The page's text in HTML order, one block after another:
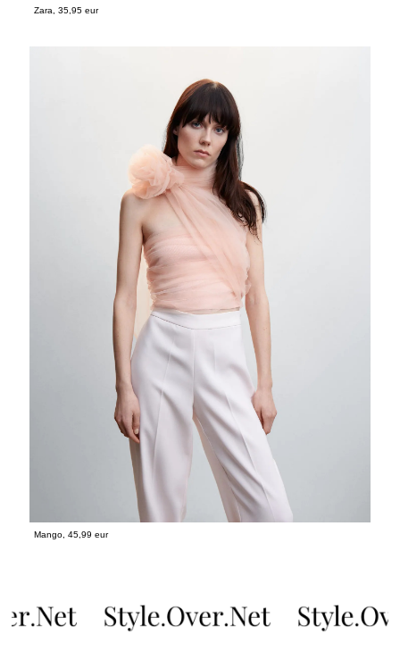
Zara, 35,95 eur
Mango, 45,99 eur